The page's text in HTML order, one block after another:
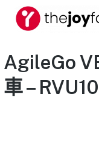
AgileGo
車 –